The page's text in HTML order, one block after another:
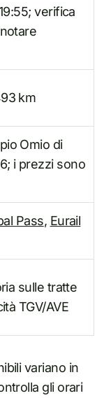
verifica
km
Omio di
i prezzi sono
Pass, Eurail
sulle tratte
TGV/AVE
variano in
gli orari